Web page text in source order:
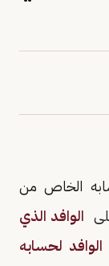
الخاص من
الوافد الذي
الوافد لحسابه